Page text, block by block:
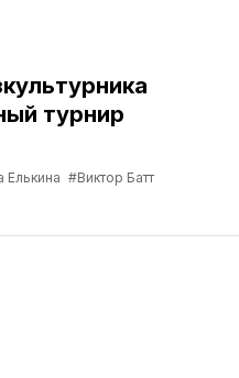
турнир
Елькина #Виктор Батт